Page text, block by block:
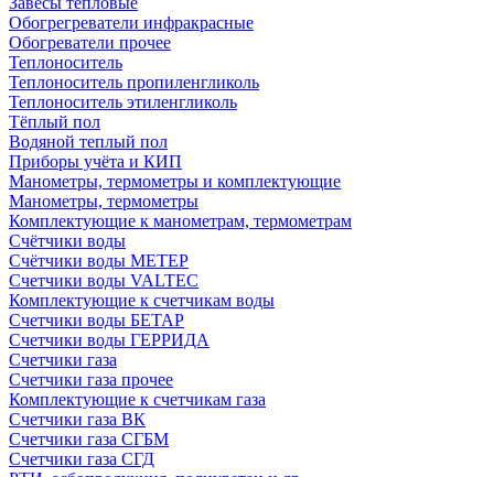
Обогрегреватели инфракрасные
Обогреватели прочее
Теплоноситель
Теплоноситель пропиленгликоль
Теплоноситель этиленгликоль
Тёплый пол
Водяной теплый пол
Приборы учёта и КИП
Манометры, термометры и комплектующие
Манометры, термометры
Комплектующие к манометрам, термометрам
Счётчики воды
Счётчики воды МЕТЕР
Счетчики воды VALTEC
Комплектующие к счетчикам воды
Счетчики воды БЕТАР
Счетчики воды ГЕРРИДА
Счетчики газа
Счетчики газа прочее
Комплектующие к счетчикам газа
Счетчики газа ВК
Счетчики газа СГБМ
Счетчики газа СГД